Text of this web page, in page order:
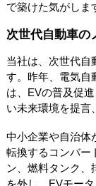
で築けた気がしま
次世代自動車の
当社は、次世代自
す。昨年、電気自
は、EVの普及促
い未来環境を提言
中小企業や自治体
転換するコンバー
ン、燃料タンク、